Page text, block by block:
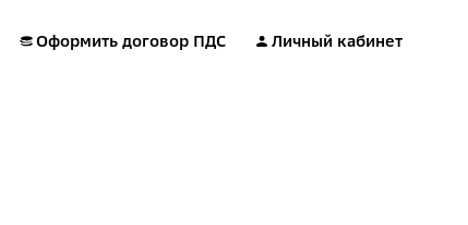
Оформить договор ПДС Личный кабинет